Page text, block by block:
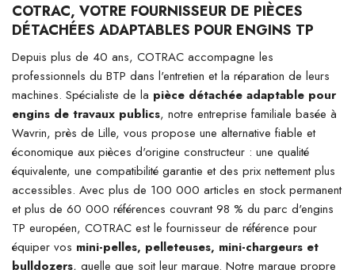
COTRAC, VOTRE FOURNISSEUR DE PIÈCES
DÉTACHÉES ADAPTABLES POUR ENGINS TP
Depuis plus de 40 ans, COTRAC accompagne les
professionnels du BTP dans l'entretien et la réparation de leurs
machines. Spécialiste de la pièce détachée adaptable pour
engins de travaux publics, notre entreprise familiale basée à
Wavrin, près de Lille, vous propose une alternative fiable et
économique aux pièces d'origine constructeur : une qualité
équivalente, une compatibilité garantie et des prix nettement plus
accessibles. Avec plus de 100 000 articles en stock permanent
et plus de 60 000 références couvrant 98 % du parc d'engins
TP européen, COTRAC est le fournisseur de référence pour
équiper vos mini-pelles, pelleteuses, mini-chargeurs et
bulldozers, quelle que soit leur marque. Notre marque propre